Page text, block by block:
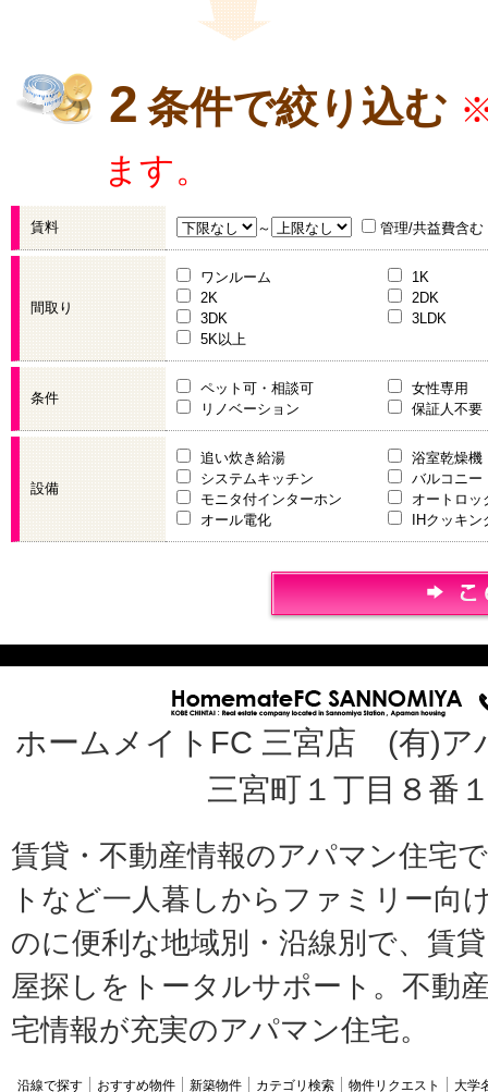
2 条件で絞り込む
ます。
賃料 ～ 管理/共益費含む
間取り
ワンルーム
1K
2K
2DK
3DK
3LDK
5K以上
条件
ペット可・相談可
女性専用
リノベーション
保証人不要
設備
追い炊き給湯
浴室乾燥機
システムキッチン
バルコニー
モニタ付インターホン
オートロッ
オール電化
IHクッキ
ホームメイトFC 三宮店 (有)
三宮町１丁目８番
賃貸・不動産情報のアパマン住宅
トなど一人暮しからファミリー向
のに便利な地域別・沿線別で、賃
屋探しをトータルサポート。不動
宅情報が充実のアパマン住宅。
沿線で探す おすすめ物件 新築物件 カテゴリ検索 物件リクエスト 大学